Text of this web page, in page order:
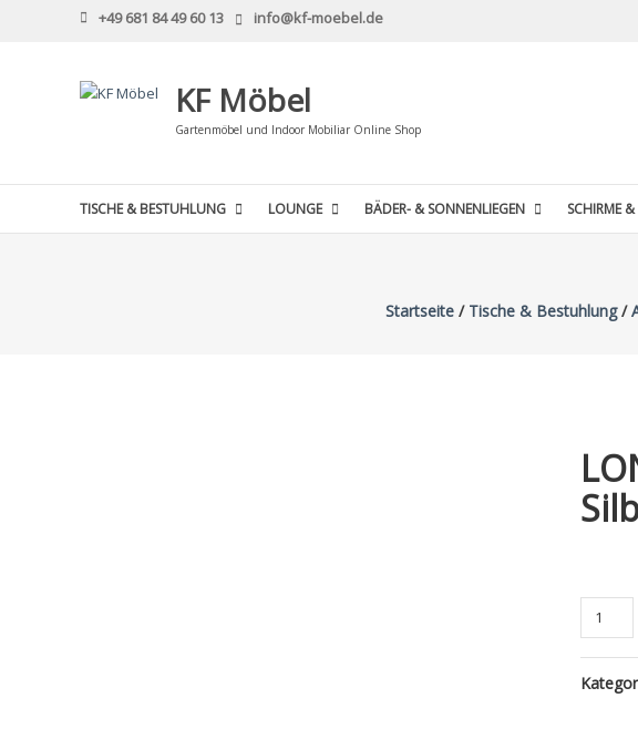
+49 681 84 49 60 13 info@kf-moebel.de
KF Möbel
Gartenmöbel und Indoor Mobiliar Online Shop
TISCHE & BESTUHLUNG LOUNGE BÄDER- & SONNENLIEGEN SCHIRME &
Startseite/ Tische & Bestuhlung/
LONDON
Tisch
silber,